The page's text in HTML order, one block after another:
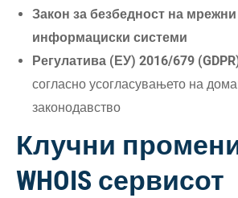
Закон за безбедност на
информациски системи
Регулатива (ЕУ) 2016/679
согласно усогласувањето на
законодавство
Клучни
WHOIS сервисот